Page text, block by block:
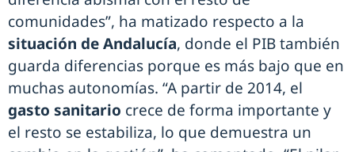
comunidades”, ha matizado respecto a la
situación de Andalucía, donde el PIB también
guarda diferencias porque es más bajo que en
muchas autonomías. “A partir de 2014, el
gasto sanitario crece de forma importante y
el resto se estabiliza, lo que demuestra un